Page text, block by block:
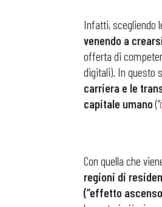
Infatti, scegliendo
venendo a
offerta di
digitali). In questo
carriera e le
capitale umano(“
Con quella che
regioni di
(“effetto